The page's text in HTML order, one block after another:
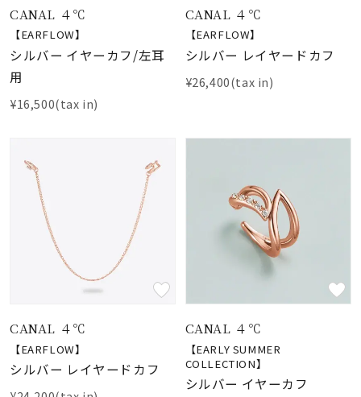
CANAL ４℃
【EARFLOW】
シルバー イヤーカフ/左耳
用
¥16,500(tax in)
CANAL ４℃
【EARFLOW】
シルバー レイヤードカフ
¥26,400(tax in)
CANAL ４℃
【EARFLOW】
シルバー レイヤードカフ
CANAL ４℃
【EARLY SUMMER
COLLECTION】
シルバー イヤーカフ